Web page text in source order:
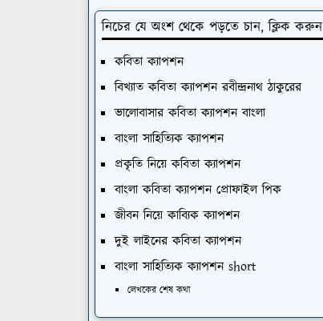
নিচের যে অংশ থেকে পড়তে চান, ক্লিক করুন
কবিতা ক্যাপশন
বিখ্যাত কবিতা ক্যাপশন রবীন্দ্রনাথ ঠাকুরের
ভালোবাসার কবিতা ক্যাপশন বাংলা
বাংলা সাহিত্যিক ক্যাপশন
প্রকৃতি নিয়ে কবিতা ক্যাপশন
বাংলা কবিতা ক্যাপশন প্রোফাইল পিক
জীবন নিয়ে কাব্যিক ক্যাপশন
দুই লাইনের কবিতা ক্যাপশন
বাংলা সাহিত্যিক ক্যাপশন short
লেখকের শেষ কথা